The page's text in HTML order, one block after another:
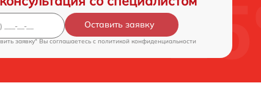
Оставить заявку
заявку" Вы соглашаетесь c политикой конфиденциальности